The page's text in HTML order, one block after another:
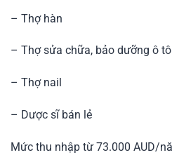
– Thợ hàn
– Thợ sửa chữa, bảo dưỡng ô tô
– Thợ nail
– Dược sĩ bán lẻ
Mức thu nhập từ 73.000 AUD/